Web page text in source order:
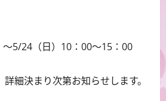
5/24（日）10：00～15：00
決まり次第お知らせします。